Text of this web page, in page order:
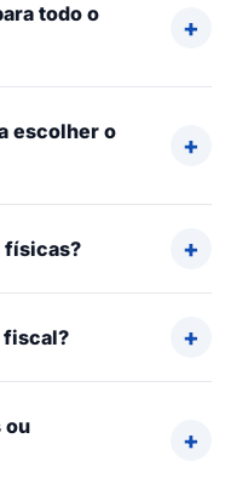
todo o
escolher o
físicas?
fiscal?
ou